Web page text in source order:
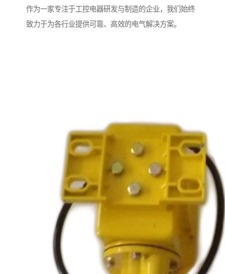
作为一家专注于工控电器研发与制造的企业，我们始终
致力于为各行业提供可靠、高效的电气解决方案。